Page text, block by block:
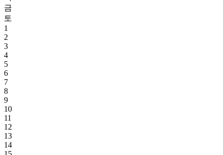
금
토
1
2
3
4
5
6
7
8
9
10
11
12
13
14